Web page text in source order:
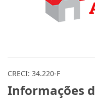
CRECI: 34.220-F
Informações